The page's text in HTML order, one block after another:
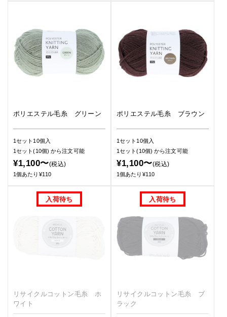
ポリエステル毛糸 グリーン
1セット10個入
1セット(10個)から注文可能
¥1,100〜(税込)
1個あたり¥110
ポリエステル毛糸 ブラウン
1セット10個入
1セット(10個)から注文可能
¥1,100〜(税込)
1個あたり¥110
リサイクルコットン毛糸 ホ
ワイト
リサイクルコットン毛糸 ブ
ラック